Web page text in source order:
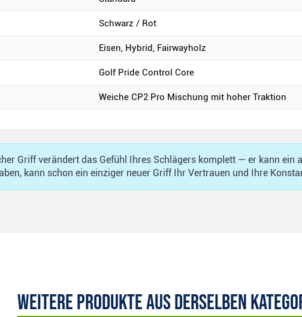
Schwarz / Rot
Eisen, Hybrid, Fairwayholz
Golf Pride Control Core
Weiche CP2 Pro Mischung mit hoher Traktion
Griff verändert das Gefühl Ihres Schlägers komplett — er kann ein
kann schon ein einziger neuer Griff Ihr Vertrauen und Ihre
Weitere Produkte aus derselben